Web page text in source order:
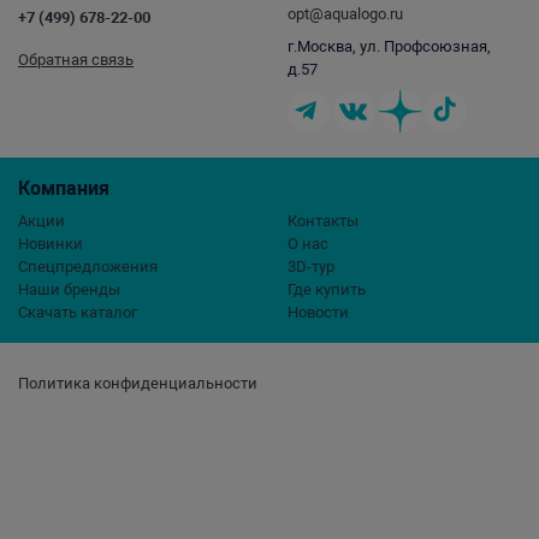
Политика конфиденциальности
Компания
Акции
Новинки
Спецпредложения
Наши бренды
Скачать каталог
Контакты
О нас
3D-тур
Где купить
Новости
+7 (499) 678-22-00
Обратная связь
opt@aqualogo.ru
г.Москва, ул. Профсоюзная,
д.57